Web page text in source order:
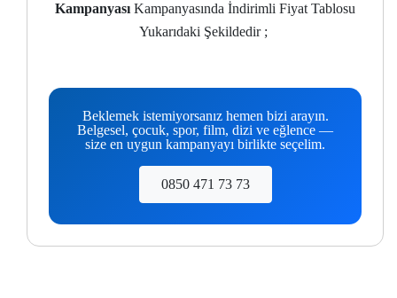
Kampanyası Kampanyasında İndirimli Fiyat Tablosu
Yukarıdaki Şekildedir ;
Beklemek istemiyorsanız hemen bizi arayın.
Belgesel, çocuk, spor, film, dizi ve eğlence —
size en uygun kampanyayı birlikte seçelim.
0850 471 73 73